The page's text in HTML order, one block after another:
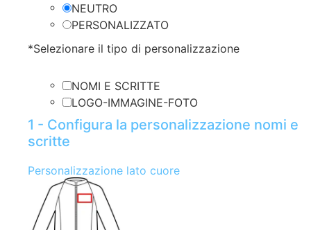
NEUTRO
PERSONALIZZATO
*Selezionare il tipo di personalizzazione
NOMI E SCRITTE
LOGO-IMMAGINE-FOTO
1 - Configura la personalizzazione nomi e
scritte
Personalizzazione lato cuore